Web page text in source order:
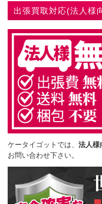
出張買取対応(法人様
ケータイゴットでは、法人様
お問い合わせ下さい。